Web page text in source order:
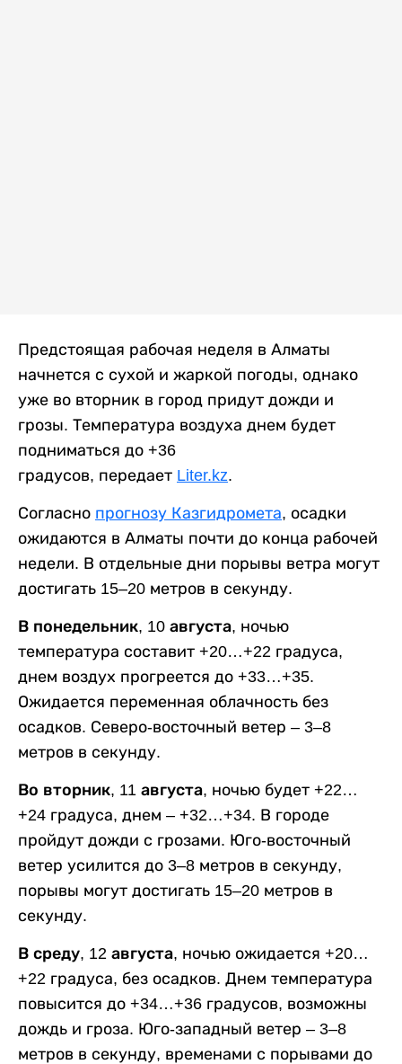
Предстоящая рабочая неделя в Алматы
начнется с сухой и жаркой погоды, однако
уже во вторник в город придут дожди и
грозы. Температура воздуха днем будет
подниматься до +36
градусов, передает Liter.kz.
Согласно прогнозу Казгидромета, осадки
ожидаются в Алматы почти до конца рабочей
недели. В отдельные дни порывы ветра могут
достигать 15–20 метров в секунду.
В понедельник, 10 августа, ночью
температура составит +20…+22 градуса,
днем воздух прогреется до +33…+35.
Ожидается переменная облачность без
осадков. Северо-восточный ветер – 3–8
метров в секунду.
Во вторник, 11 августа, ночью будет +22…
+24 градуса, днем – +32…+34. В городе
пройдут дожди с грозами. Юго-восточный
ветер усилится до 3–8 метров в секунду,
порывы могут достигать 15–20 метров в
секунду.
В среду, 12 августа, ночью ожидается +20…
+22 градуса, без осадков. Днем температура
повысится до +34…+36 градусов, возможны
дождь и гроза. Юго-западный ветер – 3–8
метров в секунду, временами с порывами до